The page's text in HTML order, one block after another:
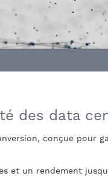
des data
conçue
et un rendement